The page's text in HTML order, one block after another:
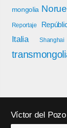
mongolia
Reportaje
Italia
Shanghai
Víctor del Pozo